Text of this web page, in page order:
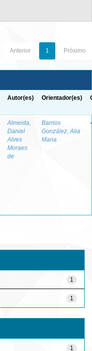
Anterior 1 Próximo
Autor(es) Orientador(es)
Almeida,
Daniel
Alves
Moraes
de
Barrios
González, Alia
Maria
-
1
1
1